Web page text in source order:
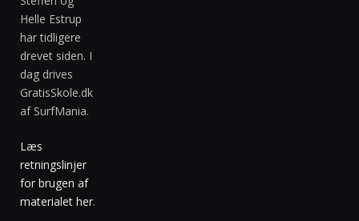
Helle Estrup
har tidligere
drevet siden. I
dag drives
GratisSkole.dk
af SurfMania.
Læs
retningslinjer
for brugen af
materialet her.